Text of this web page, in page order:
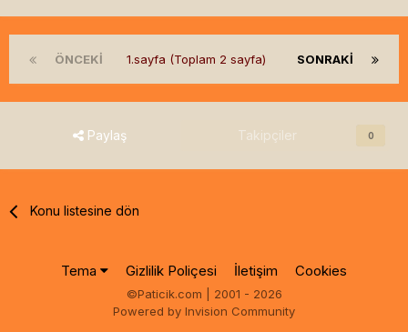
ÖNCEKI SONRAKI
1.sayfa (Toplam 2 sayfa)
Paylaş Takipçiler 0
Konu listesine dön
Tema Gizlilik Poliçesi İletişim Cookies
©Paticik.com | 2001 - 2026
Powered by Invision Community